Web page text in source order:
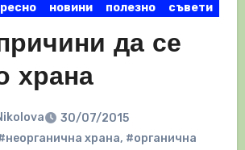
новини полезно съвети
да се
храна
30/07/2015
храна, #органична